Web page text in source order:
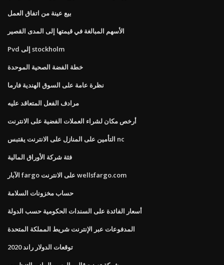
بيع عينة من اتفاق العمل
الأسهم المبالغة في قيمتها إلى المدى القصير
Pvd إلى stockholm
خطة الفضة الصحية الموحدة
نظرة عامة على السوق الهندية فارما
مرادف الفعل المتعاقد عليه
أرخص مكان لشراء العملات الفضية على الانترنت
التأمين على المنازل على الانترنت يقتبس nc
فئة شركة الأوراق المالية
الآبار fargo على الانترنت wellsfargo.com
حساب مخزونات السلامة
أسعار الفائدة على السندات الحكومية حسب الدولة
المدفوعات عبر الإنترنت شريط المملكة المتحدة
توقعات الدولار راند 2020